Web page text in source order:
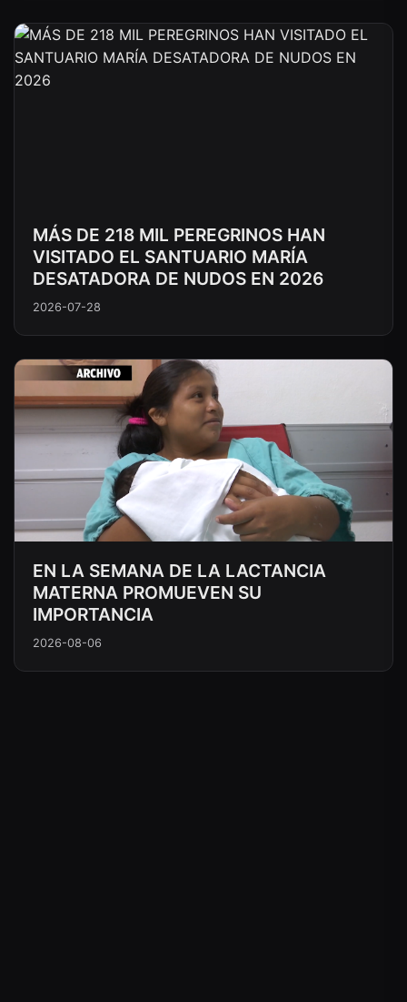
MÁS DE 218 MIL PEREGRINOS HAN
VISITADO EL SANTUARIO MARÍA
DESATADORA DE NUDOS EN 2026
2026-07-28
EN LA SEMANA DE LA LACTANCIA
MATERNA PROMUEVEN SU
IMPORTANCIA
2026-08-06